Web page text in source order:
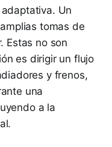
Un
tomas de
Estas no son
es dirigir un flujo
y frenos,
una
a la